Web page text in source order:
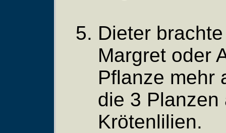
Dieter
Margret oder
Pflanze mehr
die 3
Krötenlilien.